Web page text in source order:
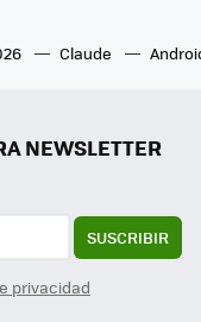
Claude
NEWSLETTER
SUSCRIBIR
privacidad